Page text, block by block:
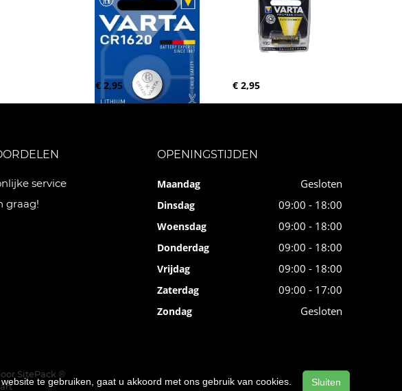
€ 2,95 € 2,95
service
graag!
OPENINGSTIJDEN
Maandag Gesloten
Dinsdag 09:00 - 18:00
Woensdag 09:00 - 18:00
Donderdag 09:00 - 18:00
Vrijdag 09:00 - 18:00
Zaterdag 09:00 - 17:00
Zondag Gesloten
SitePack ®
te gebruiken, gaat u akkoord met ons gebruik van cookies. Sluiten